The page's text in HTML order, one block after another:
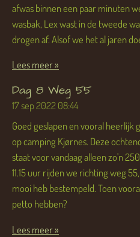
afwas binnen een paar minuten
wasbak, Lex wast in de tweede
drogen af. Alsof we het al jaren
Lees meer »
Dag 8 Weg 55
17 sep 202208:44
Goed geslapen en vooral heerlijk
op camping Kjørnes. Deze
staat voor vandaag alleen zo'n
11.15 uur rijden we richting weg
mooi heb bestempeld. Toen
petto hebben?
Lees meer »